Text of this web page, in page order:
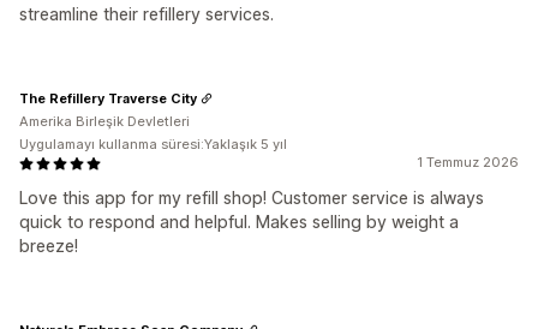
streamline their refillery services.
1 Temmuz 2026
Love this app for my refill shop! Customer service is always
quick to respond and helpful. Makes selling by weight a
breeze!
The Refillery Traverse City
Amerika Birleşik Devletleri
Uygulamayı kullanma süresi:Yaklaşık 5 yıl